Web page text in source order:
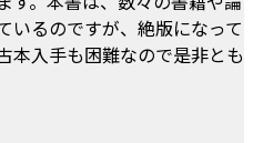
いるのですが、絶版になって
本入手も困難なので是非とも